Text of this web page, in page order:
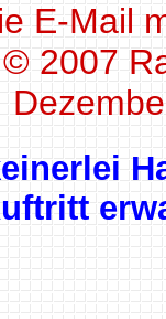
E-Mail
2007